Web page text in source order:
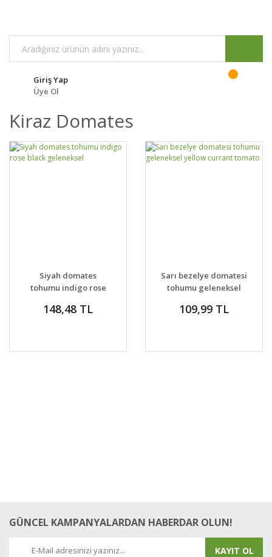
Giriş Yap
Üye Ol
Kiraz Domates
DETAYLAR SEPETE EKLE
Siyah domates
tohumu indigo rose
148,48 TL
DETAYLAR SEPETE EKLE
Sarı bezelye domatesi
tohumu geleneksel
109,99 TL
GÜNCEL KAMPANYALARDAN HABERDAR OLUN!
KAYIT OL